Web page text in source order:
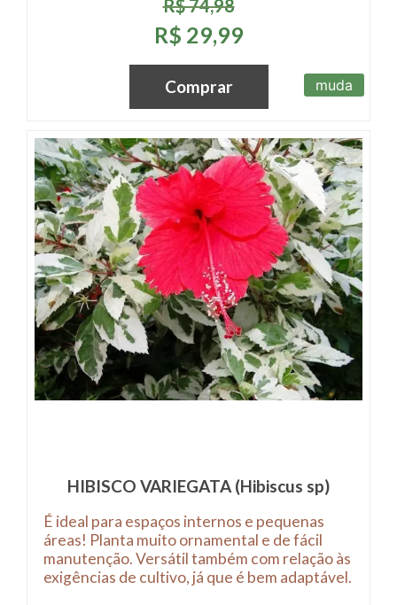
R$ 74,98
R$ 29,99
Comprar muda
HIBISCO VARIEGATA (Hibiscus sp)
É ideal para espaços internos e pequenas
áreas! Planta muito ornamental e de fácil
manutenção. Versátil também com relação às
exigências de cultivo, já que é bem adaptável.